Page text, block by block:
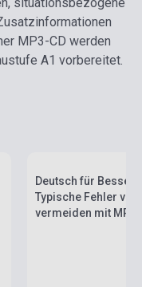
MP3-CD werden
A1 vorbereitet.
Deutsch für
Typische Fehler
vermeiden mit MP3-